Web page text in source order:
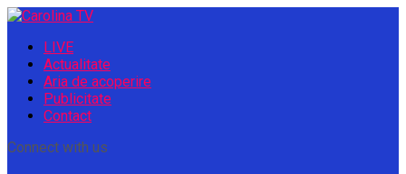
LIVE
Actualitate
Aria de acoperire
Publicitate
Contact
Connect with us